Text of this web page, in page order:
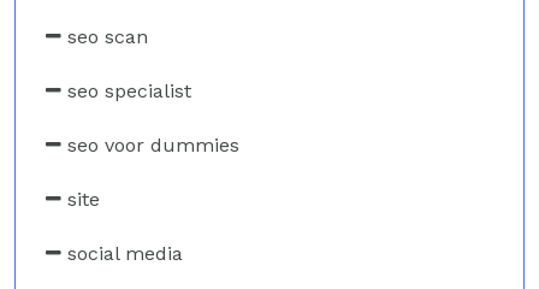
seo scan
seo specialist
seo voor dummies
site
social media